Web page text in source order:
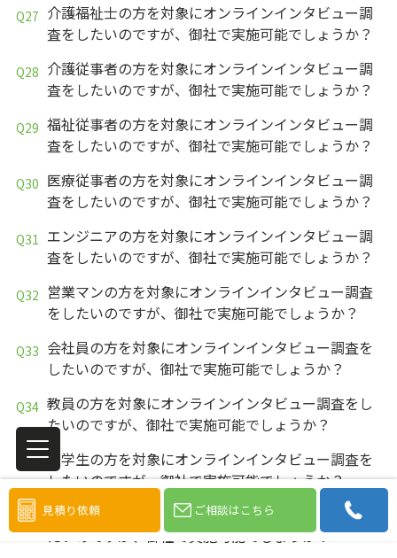
介護福祉士の方を対象にオンラインインタビュー調
査をしたいのですが、御社で実施可能でしょうか？
介護従事者の方を対象にオンラインインタビュー調
査をしたいのですが、御社で実施可能でしょうか？
福祉従事者の方を対象にオンラインインタビュー調
査をしたいのですが、御社で実施可能でしょうか？
医療従事者の方を対象にオンラインインタビュー調
査をしたいのですが、御社で実施可能でしょうか？
エンジニアの方を対象にオンラインインタビュー調
査をしたいのですが、御社で実施可能でしょうか？
営業マンの方を対象にオンラインインタビュー調査
をしたいのですが、御社で実施可能でしょうか？
会社員の方を対象にオンラインインタビュー調査を
したいのですが、御社で実施可能でしょうか？
教員の方を対象にオンラインインタビュー調査をし
たいのですが、御社で実施可能でしょうか？
大学生の方を対象にオンラインインタビュー調査を
したいのですが、御社で実施可能でしょうか？
学生の方を対象にオンラインインタビュー調査をし
たいのですが、御社で実施可能でしょうか？
見積り依頼 ご相談はこちら